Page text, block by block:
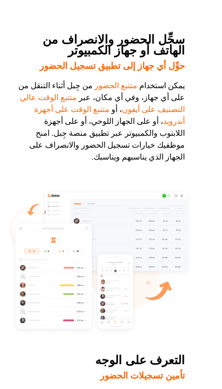
سجِّل الحضور والانصراف من
الهاتف أو جهاز الكمبيوتر
حوِّل أي جهاز إلى تطبيق تسجيل الحضور
يمكن استخدام متتبع الحضور من جِبل أثناء التنقل من
على أي جهاز، وفي أي مكان، عبر متتبع الوقت عالي
التصنيف على أيفون، أو متتبع الوقت على أجهزة
أندرويد، أو على الجهاز اللوحي، أو على أجهزة
اللابتوب والكمبيوتر عبر تطبيق منصة جِبل. امنح
موظفيك خيارات تسجيل الحضور والانصراف على
الجهاز الذي يناسبهم ويناسبك.
التعرف على الوجه
تأمين تسجيلات الحضور